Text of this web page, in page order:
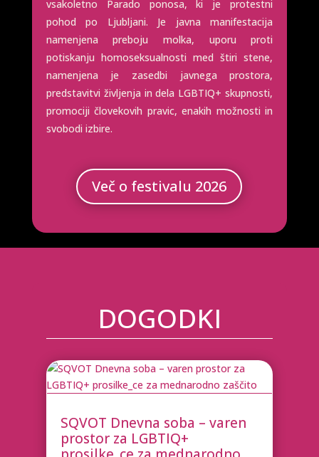
vsakoletno Parado ponosa, ki je protestni
pohod po Ljubljani. Je javna manifestacija
namenjena preboju molka, uporu proti
potiskanju homoseksualnosti med štiri stene,
namenjena je zasedbi javnega prostora,
predstavitvi življenja in dela LGBTIQ+ skupnosti,
promociji človekovih pravic, enakih možnosti in
svobodi izbire.
Več o festivalu 2026
DOGODKI
SQVOT Dnevna soba – varen
prostor za LGBTIQ+